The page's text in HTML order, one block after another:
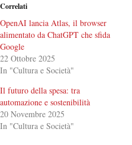
Correlati
OpenAI lancia Atlas, il browser
alimentato da ChatGPT che sfida
Google
22 Ottobre 2025
In "Cultura e Società"
Il futuro della spesa: tra
automazione e sostenibilità
20 Novembre 2025
In "Cultura e Società"